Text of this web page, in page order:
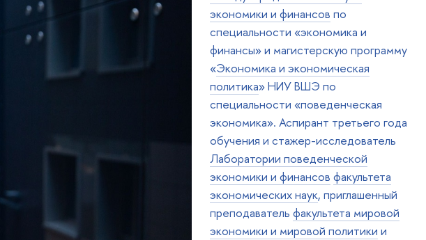
экономики и финансов по
специальности «экономика и
финансы» и магистерскую программу
«Экономика и экономическая
политика» НИУ ВШЭ по
специальности «поведенческая
экономика». Аспирант третьего года
обучения и стажер-исследователь
Лаборатории поведенческой
экономики и финансов факультета
экономических наук, приглашенный
преподаватель факультета мировой
экономики и мировой политики и